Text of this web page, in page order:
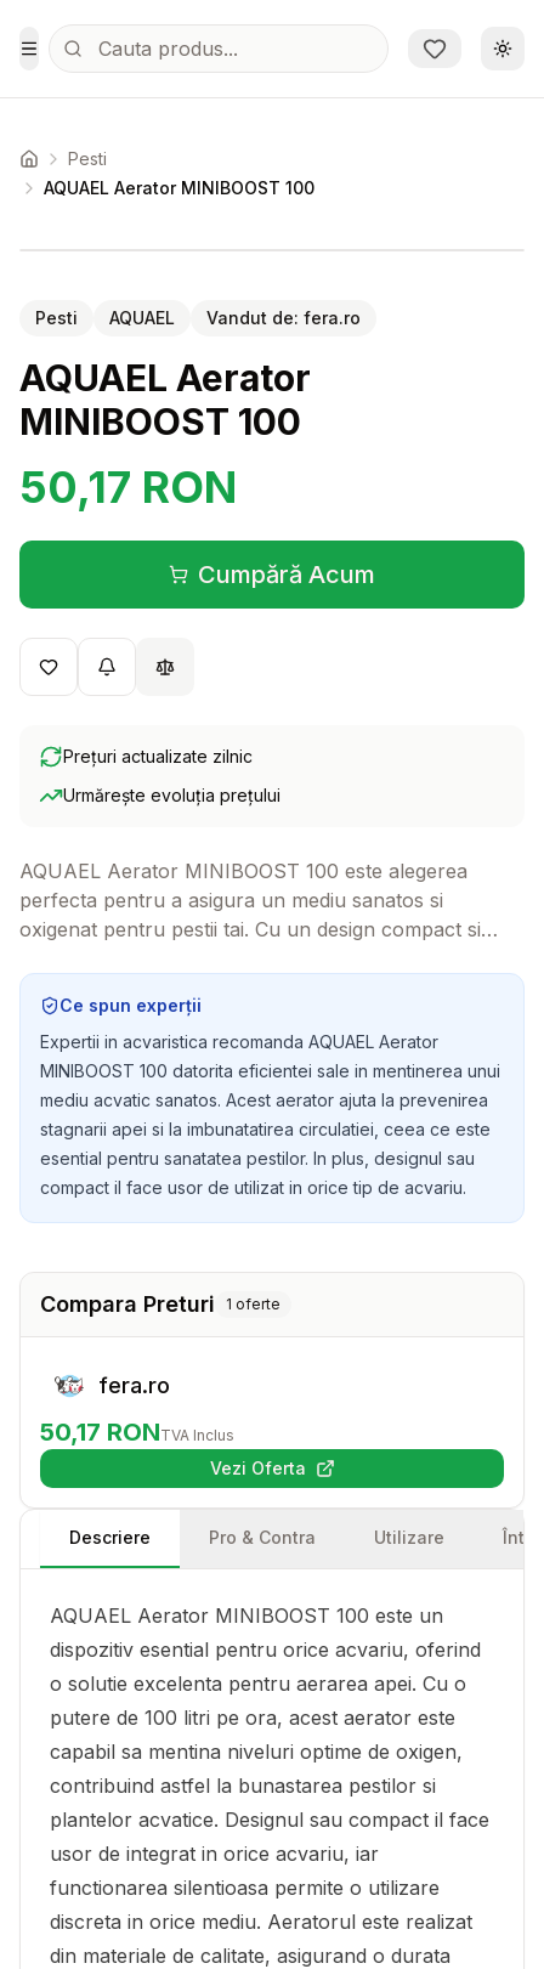
Sari la conținutul principal
Toggle Menu
Acasa Pesti
AQUAEL Aerator MINIBOOST 100
Pesti AQUAEL Vandut de: fera.ro
AQUAEL Aerator
MINIBOOST 100
50,17 RON
Cumpără Acum
(se deschide într-o filă
Prețuri actualizate zilnic
Urmărește evoluția prețului
AQUAEL Aerator MINIBOOST 100 este alegerea
perfecta pentru a asigura un mediu sanatos si
oxigenat pentru pestii tai. Cu un design compact si
un spatiu vibrant si plin de viata.
Ce spun experții
Expertii in acvaristica recomanda AQUAEL Aerator
MINIBOOST 100 datorita eficientei sale in mentinerea unui
mediu acvatic sanatos. Acest aerator ajuta la prevenirea
stagnarii apei si la imbunatatirea circulatiei, ceea ce este
esential pentru sanatatea pestilor. In plus, designul sau
compact il face usor de utilizat in orice tip de acvariu.
Compara Preturi 1 oferte
fera.ro
50,17 RONTVA Inclus
Vezi Oferta(se deschide într-o filă nouă)
Descriere Pro & Contra Utilizare
AQUAEL Aerator MINIBOOST 100 este un
dispozitiv esential pentru orice acvariu, oferind
o solutie excelenta pentru aerarea apei. Cu o
putere de 100 litri pe ora, acest aerator este
capabil sa mentina niveluri optime de oxigen,
contribuind astfel la bunastarea pestilor si
plantelor acvatice. Designul sau compact il face
usor de integrat in orice acvariu, iar
functionarea silentioasa permite o utilizare
discreta in orice mediu. Aeratorul este realizat
din materiale de calitate, asigurand o durata